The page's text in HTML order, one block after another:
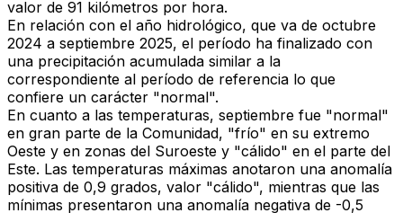
valor de 91 kilómetros por hora.
En relación con el año hidrológico, que va de octubre
2024 a septiembre 2025, el período ha finalizado con
una precipitación acumulada similar a la
correspondiente al período de referencia lo que
confiere un carácter "normal".
En cuanto a las temperaturas, septiembre fue "normal"
en gran parte de la Comunidad, "frío" en su extremo
Oeste y en zonas del Suroeste y "cálido" en el parte del
Este. Las temperaturas máximas anotaron una anomalía
positiva de 0,9 grados, valor "cálido", mientras que las
mínimas presentaron una anomalía negativa de -0,5